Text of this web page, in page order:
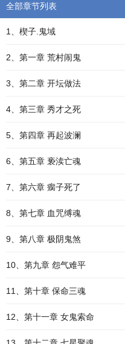
全部章节列表
1、楔子.鬼域
2、第一章 荒村闹鬼
3、第二章 开坛做法
4、第三章 秀才之死
5、第四章 再起波澜
6、第五章 亵渎亡魂
7、第六章 瘸子死了
8、第七章 血咒缚魂
9、第八章 极阴鬼煞
10、第九章 怨气难平
11、第十章 保命三魂
12、第十一章 女鬼索命